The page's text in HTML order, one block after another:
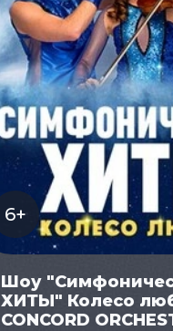
6+
Шоу
ХИТЫ" Колесо
CONCORD